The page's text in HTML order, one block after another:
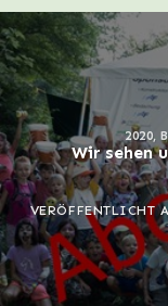
2020,
Wir sehen
VERÖFFENTLICHT